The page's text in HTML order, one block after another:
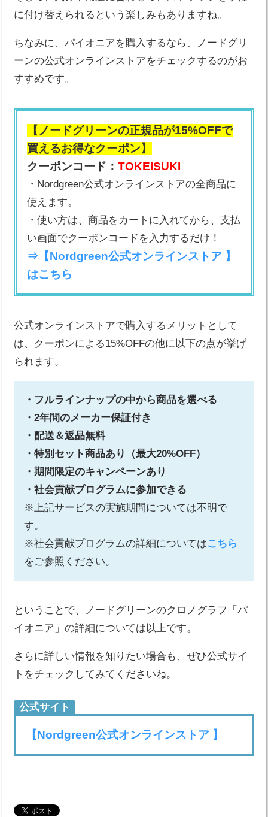
に付け替えられるという楽しみもありますね。
ちなみに、パイオニアを購入するなら、ノードグリ
ーンの公式オンラインストアをチェックするのがお
すすめです。
【ノードグリーンの正規品が15%OFFで
買えるお得なクーポン】
クーポンコード： TOKEISUKI
・Nordgreen公式オンラインストアの全商品に
使えます。
・使い方は、商品をカートに入れてから、支払
い画面でクーポンコードを入力するだけ！
⇒【Nordgreen公式オンラインストア 】
はこちら
公式オンラインストアで購入するメリットとして
は、クーポンによる15%OFFの他に以下の点が挙げ
られます。
・フルラインナップの中から商品を選べる
・2年間のメーカー保証付き
・配送＆返品無料
・特別セット商品あり（最大20%OFF）
・期間限定のキャンペーンあり
・社会貢献プログラムに参加できる
※上記サービスの実施期間については不明で
す。
※社会貢献プログラムの詳細についてはこちら
をご参照ください。
ということで、ノードグリーンのクロノグラフ「パ
イオニア」の詳細については以上です。
さらに詳しい情報を知りたい場合も、ぜひ公式サイ
トをチェックしてみてくださいね。
公式サイト
【Nordgreen公式オンラインストア 】